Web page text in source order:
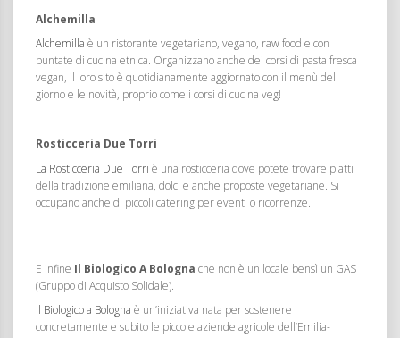
Alchemilla
Alchemilla è un ristorante vegetariano, vegano, raw food e con
puntate di cucina etnica. Organizzano anche dei corsi di pasta fresca
vegan, il loro sito è quotidianamente aggiornato con il menù del
giorno e le novità, proprio come i corsi di cucina veg!
Rosticceria Due Torri
La Rosticceria Due Torri è una rosticceria dove potete trovare piatti
della tradizione emiliana, dolci e anche proposte vegetariane. Si
occupano anche di piccoli catering per eventi o ricorrenze.
E infine Il Biologico A Bologna che non è un locale bensì un GAS
(Gruppo di Acquisto Solidale).
Il Biologico a Bologna è un’iniziativa nata per sostenere
concretamente e subito le piccole aziende agricole dell’Emilia-